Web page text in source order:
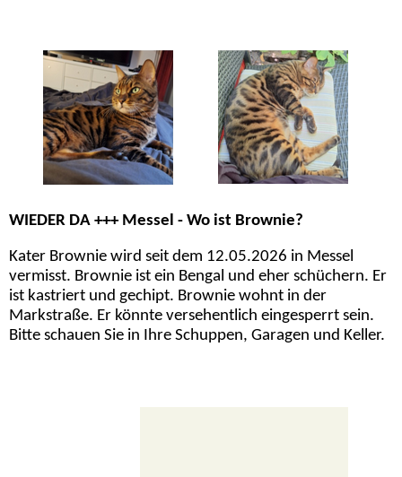
WIEDER DA +++ Messel - Wo ist Brownie?
Kater Brownie wird seit dem 12.05.2026 in Messel
vermisst. Brownie ist ein Bengal und eher schüchern. Er
ist kastriert und gechipt. Brownie wohnt in der
Markstraße. Er könnte versehentlich eingesperrt sein.
Bitte schauen Sie in Ihre Schuppen, Garagen und Keller.